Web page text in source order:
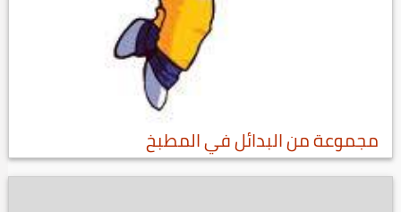
مجموعة من البدائل في المطبخ